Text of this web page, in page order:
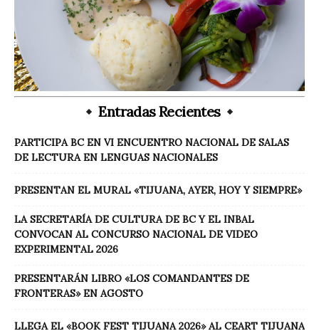
Entradas Recientes
PARTICIPA BC EN VI ENCUENTRO NACIONAL DE SALAS
DE LECTURA EN LENGUAS NACIONALES
PRESENTAN EL MURAL «TIJUANA, AYER, HOY Y SIEMPRE»
LA SECRETARÍA DE CULTURA DE BC Y EL INBAL
CONVOCAN AL CONCURSO NACIONAL DE VIDEO
EXPERIMENTAL 2026
PRESENTARÁN LIBRO «LOS COMANDANTES DE
FRONTERAS» EN AGOSTO
LLEGA EL «BOOK FEST TIJUANA 2026» AL CEART TIJUANA